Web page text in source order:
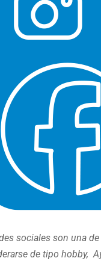
sociales son una
de tipo hobby,